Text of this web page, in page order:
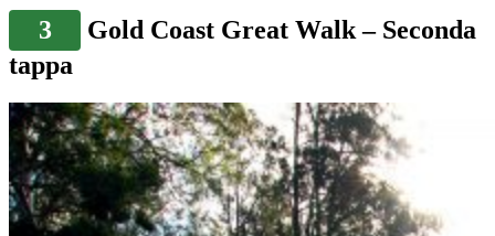
3
Gold Coast Great Walk – Seconda
tappa